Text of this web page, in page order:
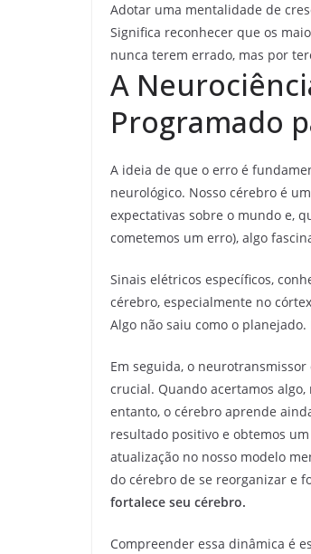
Adotar uma mentalidade de
Significa reconhecer que os
nunca terem errado, mas por
A
Programado
A ideia de que o erro é
neurológico. Nosso cérebro é
expectativas sobre o mundo e,
cometemos um erro), algo
Sinais elétricos específicos,
cérebro, especialmente no
Algo não saiu como o
Em seguida, o
crucial. Quando acertamos
entanto, o cérebro aprende
resultado positivo e obtemos
atualização no nosso modelo
do cérebro de se reorganizar e
fortalece seu cérebro.
Compreender essa dinâmica é